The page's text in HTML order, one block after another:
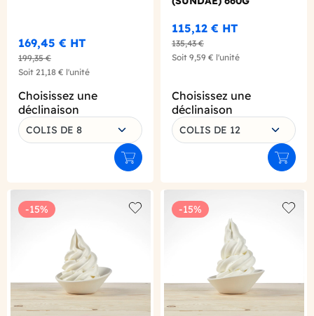
169,45 € HT
199,35 €
Soit 21,18 € l'unité
Choisissez une
déclinaison
COLIS DE 8
Ajouter au panier
115,12 € HT
135,43 €
Soit 9,59 € l'unité
Choisissez une
déclinaison
COLIS DE 12
-15%
Add to wishlist
-15%